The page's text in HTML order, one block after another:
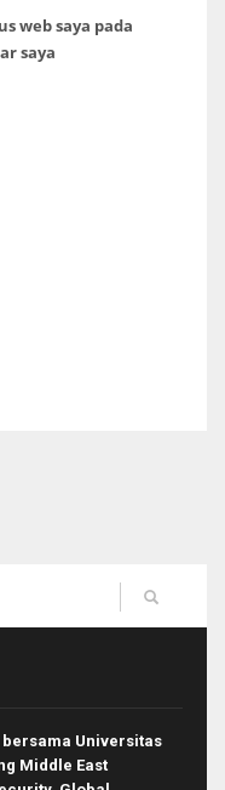
web saya pada
saya
bersama Universitas
Middle East